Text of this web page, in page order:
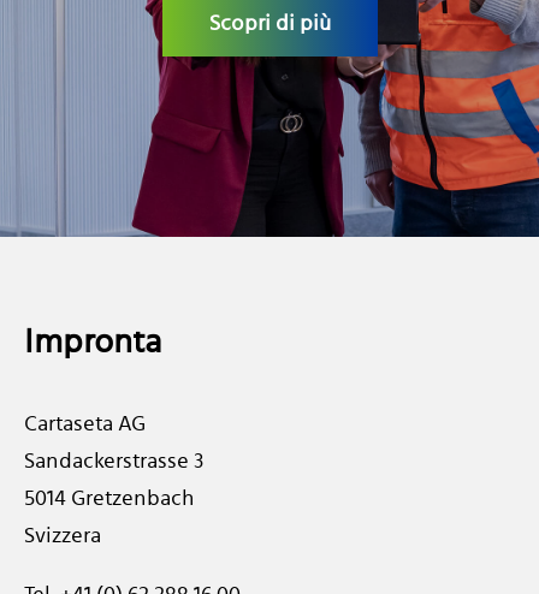
LAVORA CON NOI
Scopri di più
Impronta
Cartaseta AG
Sandackerstrasse 3
5014 Gretzenbach
Svizzera